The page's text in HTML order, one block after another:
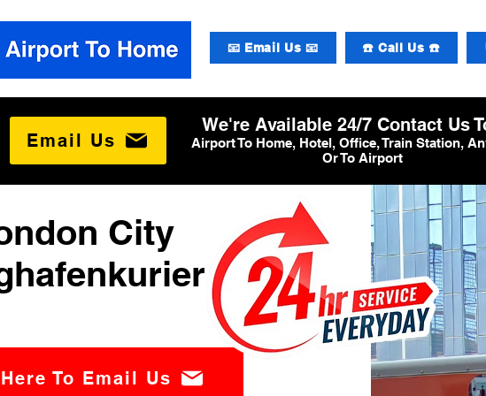
📧 Email Us 📧 ☎️ Call Us ☎️
Email Us
We're Available 24/7 Contact Us
Airport To Home, Hotel, Office, Train Station,
Or To Airport
City
To Email Us